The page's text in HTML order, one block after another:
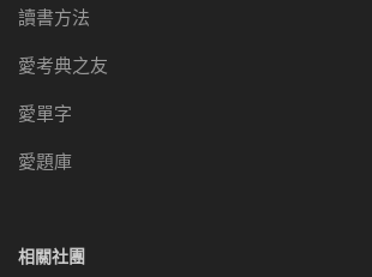
讀書方法
愛考典之友
愛單字
愛題庫
相關社團